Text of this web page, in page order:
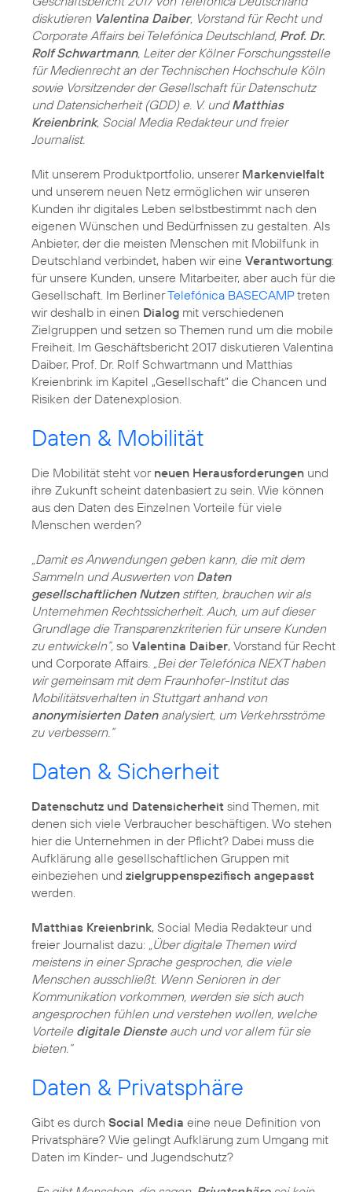
diskutieren Valentina Daiber, Vorstand für Recht und
Corporate Affairs bei Telefónica Deutschland, Prof. Dr.
Rolf Schwartmann, Leiter der Kölner Forschungsstelle
für Medienrecht an der Technischen Hochschule Köln
sowie Vorsitzender der Gesellschaft für Datenschutz
und Datensicherheit (GDD) e. V. undMatthias
Kreienbrink, Social Media Redakteur und freier
Journalist.
Mit unserem Produktportfolio, unserer Markenvielfalt
und unserem neuen Netz ermöglichen wir unseren
Kunden ihr digitales Leben selbstbestimmt nach den
eigenen Wünschen und Bedürfnissen zu gestalten. Als
Anbieter, der die meisten Menschen mit Mobilfunk in
Deutschland verbindet, haben wir eine Verantwortung:
für unsere Kunden, unsere Mitarbeiter, aber auch für die
Gesellschaft. Im BerlinerTelefónica BASECAMPtreten
wir deshalb in einen Dialog mit verschiedenen
Zielgruppen und setzen so Themen rund um die mobile
Freiheit. Im Geschäftsbericht 2017 diskutieren Valentina
Daiber, Prof. Dr. Rolf Schwartmann und Matthias
Kreienbrink im Kapitel „Gesellschaft“ die Chancen und
Risiken der Datenexplosion.
Daten & Mobilität
Die Mobilität steht vor neuen Herausforderungen und
ihre Zukunft scheint datenbasiert zu sein. Wie können
aus den Daten des Einzelnen Vorteile für viele
Menschen werden?
„Damit es Anwendungen geben kann, die mit dem
Sammeln und Auswerten von Daten
gesellschaftlichen Nutzenstiften, brauchen wir als
Unternehmen Rechtssicherheit. Auch, um auf dieser
Grundlage die Transparenzkriterien für unsere Kunden
zu entwickeln“, so Valentina Daiber, Vorstand für Recht
und Corporate Affairs.
„Bei der Telefónica NEXThaben
wir gemeinsam mit dem Fraunhofer-Institut das
Mobilitätsverhalten in Stuttgart anhand von
anonymisierten Datenanalysiert, um Verkehrsströme
zu verbessern.“
Daten & Sicherheit
Datenschutz und Datensicherheit sind Themen, mit
denen sich viele Verbraucher beschäftigen. Wo stehen
hier die Unternehmen in der Pflicht? Dabei muss die
Aufklärung alle gesellschaftlichen Gruppen mit
einbeziehen und zielgruppenspezifisch angepasst
werden.
Matthias Kreienbrink, Social Media Redakteur und
freier Journalist dazu: „Über digitale Themen wird
meistens in einer Sprache gesprochen, die viele
Menschen ausschließt. Wenn Senioren in der
Kommunikation vorkommen, werden sie sich auch
angesprochen fühlen und verstehen wollen, welche
Vorteile digitale Diensteauch und vor allem für sie
bieten.“
Daten & Privatsphäre
Gibt es durch Social Media eine neue Definition von
Privatsphäre? Wie gelingt Aufklärung zum Umgang mit
Daten im Kinder- und Jugendschutz?